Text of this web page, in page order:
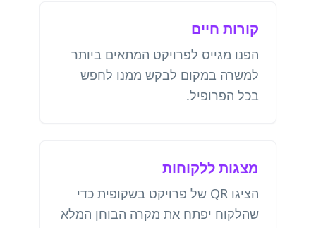
קורות חיים
הפנו מגייס לפרויקט המתאים ביותר
למשרה במקום לבקש ממנו לחפש
בכל הפרופיל.
מצגות ללקוחות
הציגו QR של פרויקט בשקופית כדי
שהלקוח יפתח את מקרה הבוחן המלא